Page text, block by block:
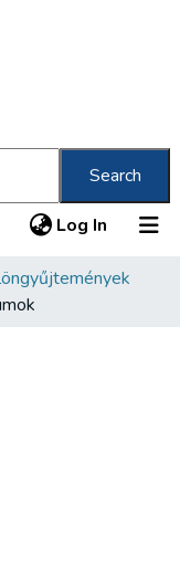
Search
Log In (current)